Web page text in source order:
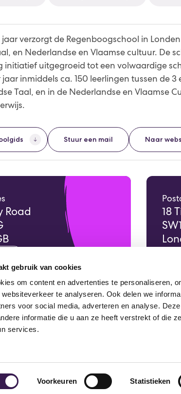
gebruik van cookies
om content en advertenties te personaliseren,
te analyseren. Ook delen we
voor social media, adverteren en analyse.
informatie die u aan ze heeft verstrekt of die
services.
Voorkeuren Statistieken
verzorgt de Regenboogschool in
en Nederlandse en Vlaamse cultuur. De
initiatief uitgegroeid tot een volwaardige
inmiddels ca. 150 leerlingen tussen de 3
Taal, en in de Nederlandse en Vlaamse
Stuur een mail Naar
Road
18